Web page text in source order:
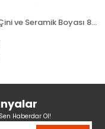
Hazır Çini ve Seramik Boyası 880 Pembe Kobalt
Haberdar Ol!